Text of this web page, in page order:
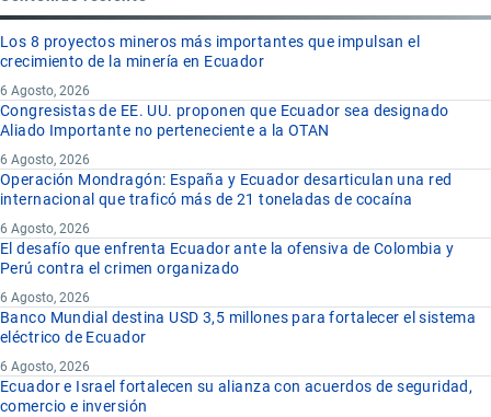
Los 8 proyectos mineros más importantes que impulsan el
crecimiento de la minería en Ecuador
6 Agosto, 2026
Congresistas de EE. UU. proponen que Ecuador sea designado
Aliado Importante no perteneciente a la OTAN
6 Agosto, 2026
Operación Mondragón: España y Ecuador desarticulan una red
internacional que traficó más de 21 toneladas de cocaína
6 Agosto, 2026
El desafío que enfrenta Ecuador ante la ofensiva de Colombia y
Perú contra el crimen organizado
6 Agosto, 2026
Banco Mundial destina USD 3,5 millones para fortalecer el sistema
eléctrico de Ecuador
6 Agosto, 2026
Ecuador e Israel fortalecen su alianza con acuerdos de seguridad,
comercio e inversión